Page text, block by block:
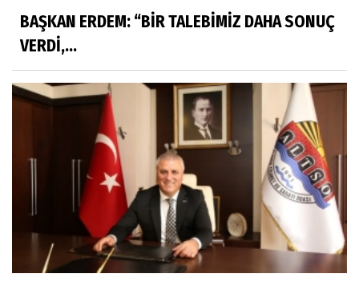
BAŞKAN ERDEM: “BİR TALEBİMİZ DAHA SONUÇ
VERDİ,...